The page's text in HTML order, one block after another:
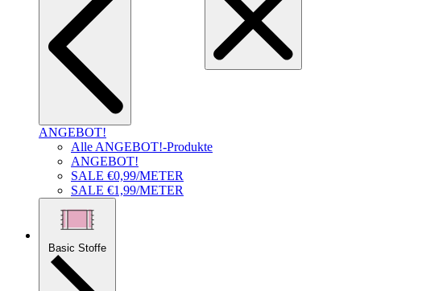
ANGEBOT!
Alle ANGEBOT!-Produkte
ANGEBOT!
SALE €0,99/METER
SALE €1,99/METER
Basic Stoffe